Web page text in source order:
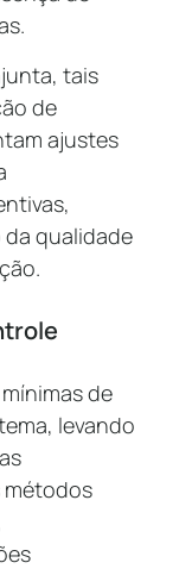
tais
de
ajustes
qualidade
de
levando
métodos